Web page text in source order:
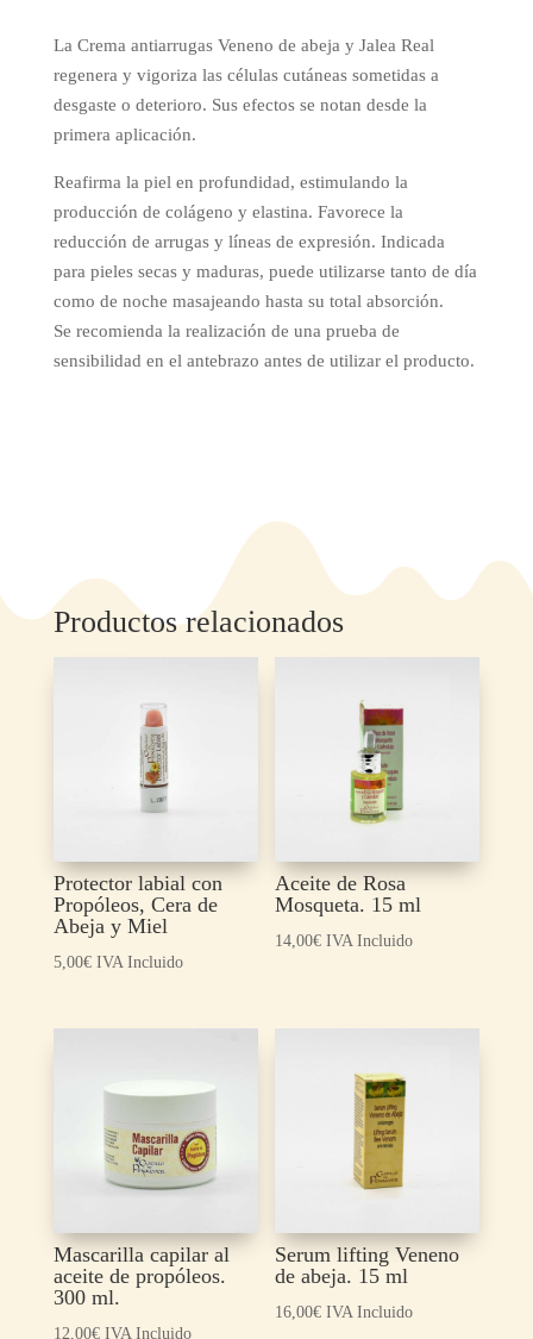
La Crema antiarrugas Veneno de abeja y Jalea Real
regenera y vigoriza las células cutáneas sometidas a
desgaste o deterioro. Sus efectos se notan desde la
primera aplicación.
Reafirma la piel en profundidad, estimulando la
producción de colágeno y elastina. Favorece la
reducción de arrugas y líneas de expresión. Indicada
para pieles secas y maduras, puede utilizarse tanto de día
como de noche masajeando hasta su total absorción.
Se recomienda la realización de una prueba de
sensibilidad en el antebrazo antes de utilizar el producto.
Productos relacionados
Protector labial con
Propóleos, Cera de
Abeja y Miel
5,00€ IVA Incluido
Aceite de Rosa
Mosqueta. 15 ml
14,00€ IVA Incluido
Mascarilla capilar al
aceite de propóleos.
300 ml.
12,00€ IVA Incluido
Serum lifting Veneno
de abeja. 15 ml
16,00€ IVA Incluido